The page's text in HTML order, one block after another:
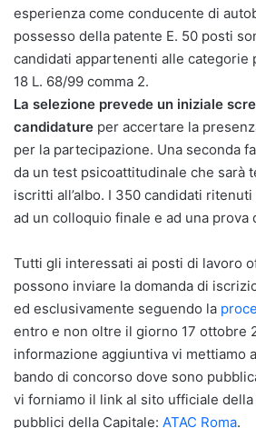
esperienza come conducente di
possesso della patente E. 50 posti
candidati appartenenti alle categorie
18 L. 68/99 comma 2.
La selezione prevede un iniziale
candidature per accertare la
per la partecipazione. Una seconda
da un test psicoattitudinale che sarà
iscritti all’albo. I 350 candidati
ad un colloquio finale e ad una prova
Tutti gli interessati ai posti di lavoro
possono inviare la domanda di
ed esclusivamente seguendo la
entro e non oltre il giorno 17 ottobre
informazione aggiuntiva vi mettiamo
bando di concorso dove sono
vi forniamo il link al sito ufficiale
pubblici della Capitale: ATAC Roma.